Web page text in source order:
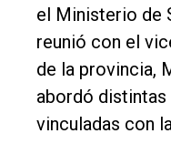
el Ministerio de
reunió con el
de la provincia,
abordó
vinculadas con